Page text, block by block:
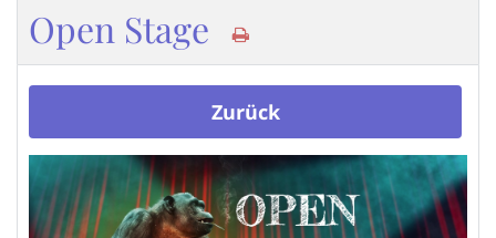
MITGLIED
WERDEN
KONTAKT
Open Stage
Zurück